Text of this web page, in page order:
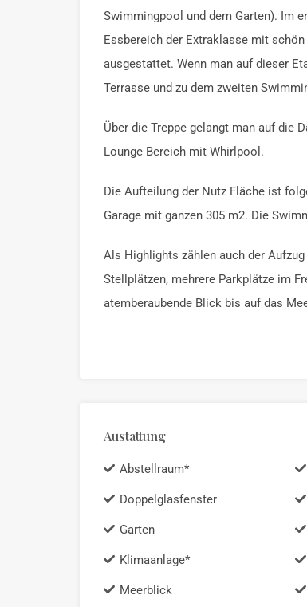
Swimmingpool und dem Garten). Im
Essbereich der Extraklasse mit
ausgestattet. Wenn man auf dieser
Terrasse und zu dem zweiten
Über die Treppe gelangt man auf die
Lounge Bereich mit Whirlpool.
Die Aufteilung der Nutz Fläche ist
Garage mit ganzen 305 m2. Die
Als Highlights zählen auch der
Stellplätzen, mehrere Parkplätze im
atemberaubende Blick bis auf das
Austattung
Abstellraum*
Doppelglasfenster
Garten
Klimaanlage*
Meerblick